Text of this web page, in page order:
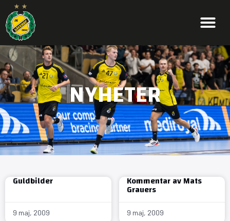
NYHETER
Guldbilder
9 maj, 2009
Kommentar av Mats
Grauers
9 maj, 2009